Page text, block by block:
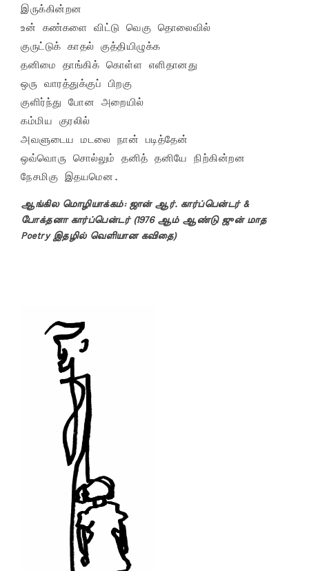
இருக்கின்றன
உன் கண்களை விட்டு வெகு தொலைவில்
குருட்டுக் காதல் குத்தியிழுக்க
தனிமை தாங்கிக் கொள்ள எளிதானது
ஒரு வாரத்துக்குப் பிறகு
குளிர்ந்து போன அறையில்
கம்மிய குரலில்
அவளுடைய மடலை நான் படித்தேன்
ஒவ்வொரு சொல்லும் தனித் தனியே நிற்கின்றன
நேசமிகு இதயமென.
ஆங்கில மொழியாக்கம்: ஜான் ஆர். கார்ப்பென்டர் &
போக்தனா கார்ப்பென்டர் (1976 ஆம் ஆண்டு ஜுன் மாத
Poetry இதழில் வெளியான கவிதை)